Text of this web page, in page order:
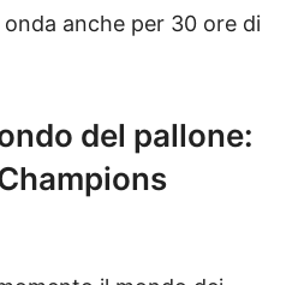
anche per 30 ore di
del pallone: